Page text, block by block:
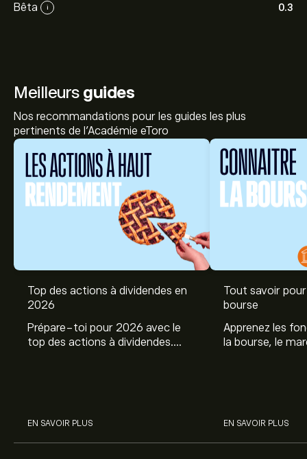
Bêta i 0.3
Meilleurs guides
Nos recommandations pour les guides les plus
pertinents de l'Académie eToro
Top des actions à dividendes en
2026
Prépare-toi pour 2026 avec le
top des actions à dividendes.
EN SAVOIR PLUS
Tout savoir
bourse
Apprenez les
la bourse, le
EN SAVOIR PLUS